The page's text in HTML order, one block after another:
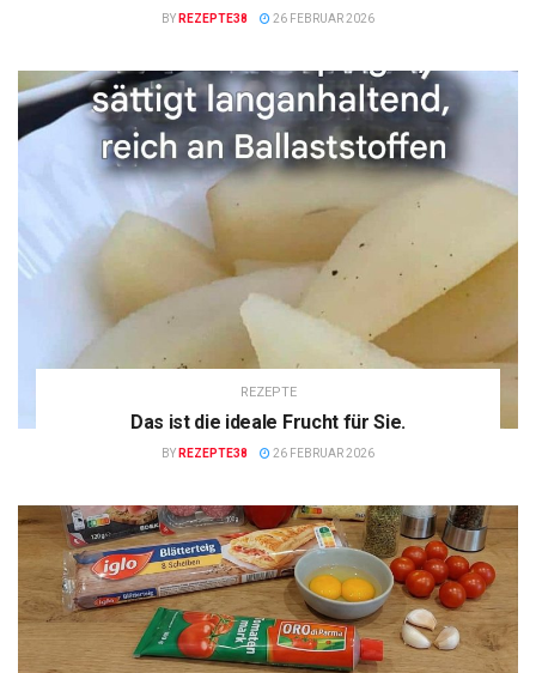
BY REZEPTE38 26 FEBRUAR 2026
REZEPTE
Das ist die ideale Frucht für Sie.
BY REZEPTE38 26 FEBRUAR 2026